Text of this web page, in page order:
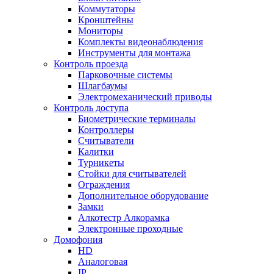
Коммутаторы
Кронштейны
Мониторы
Комплекты видеонаблюдения
Инструменты для монтажа
Контроль проезда
Парковочные системы
Шлагбаумы
Электромеханический приводы
Контроль доступа
Биометрические терминалы
Контроллеры
Считыватели
Калитки
Турникеты
Стойки для считывателей
Ограждения
Дополнительное оборудование
Замки
Алкотестр Алкорамка
Электронные проходные
Домофония
HD
Аналоговая